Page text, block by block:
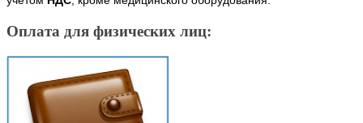
Оплата для физических лиц: